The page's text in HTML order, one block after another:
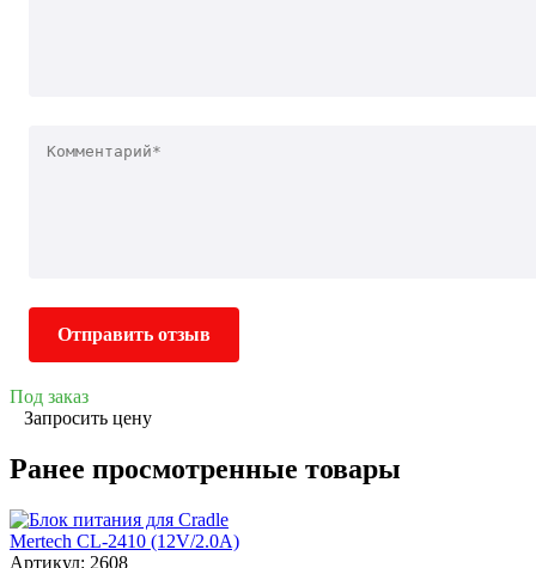
Отправить отзыв
Под заказ
Запросить цену
Ранее просмотренные товары
Артикул: 2608